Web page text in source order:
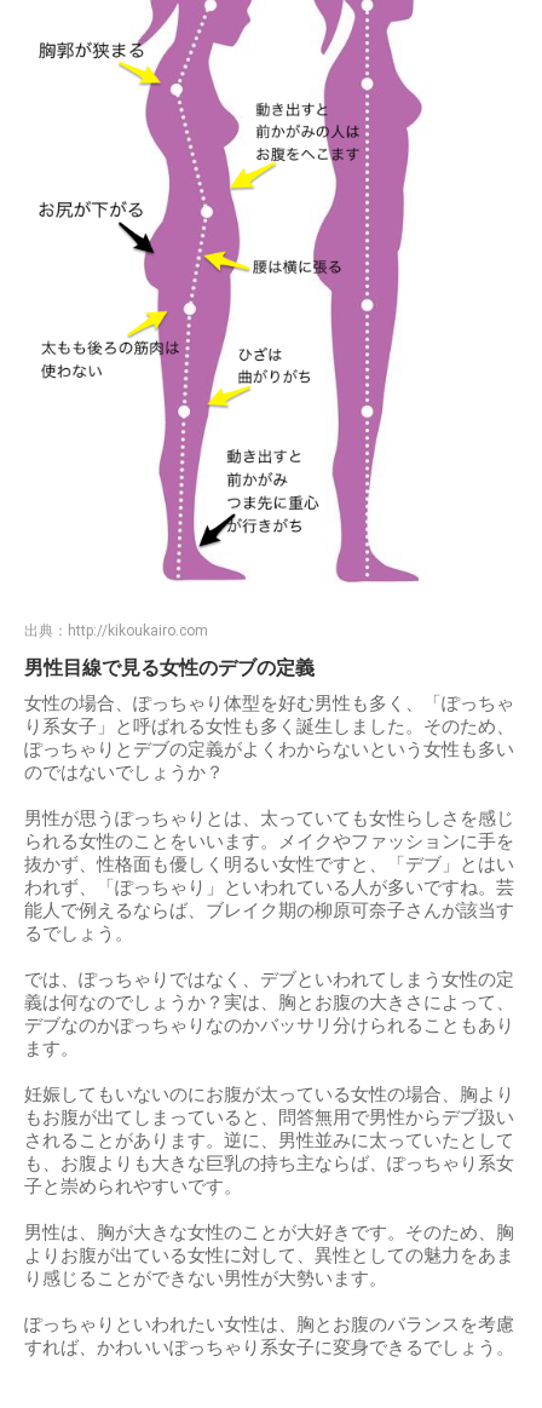
出典： http://kikoukairo.com
男性目線で見る女性のデブの定義
女性の場合、ぽっちゃり体型を好む男性も多く、「ぽっちゃ
り系女子」と呼ばれる女性も多く誕生しました。そのため、
ぽっちゃりとデブの定義がよくわからないという女性も多い
のではないでしょうか？
男性が思うぽっちゃりとは、太っていても女性らしさを感じ
られる女性のことをいいます。メイクやファッションに手を
抜かず、性格面も優しく明るい女性ですと、「デブ」とはい
われず、「ぽっちゃり」といわれている人が多いですね。芸
能人で例えるならば、ブレイク期の柳原可奈子さんが該当す
るでしょう。
では、ぽっちゃりではなく、デブといわれてしまう女性の定
義は何なのでしょうか？実は、胸とお腹の大きさによって、
デブなのかぽっちゃりなのかバッサリ分けられることもあり
ます。
妊娠してもいないのにお腹が太っている女性の場合、胸より
もお腹が出てしまっていると、問答無用で男性からデブ扱い
されることがあります。逆に、男性並みに太っていたとして
も、お腹よりも大きな巨乳の持ち主ならば、ぽっちゃり系女
子と崇められやすいです。
男性は、胸が大きな女性のことが大好きです。そのため、胸
よりお腹が出ている女性に対して、異性としての魅力をあま
り感じることができない男性が大勢います。
ぽっちゃりといわれたい女性は、胸とお腹のバランスを考慮
すれば、かわいいぽっちゃり系女子に変身できるでしょう。